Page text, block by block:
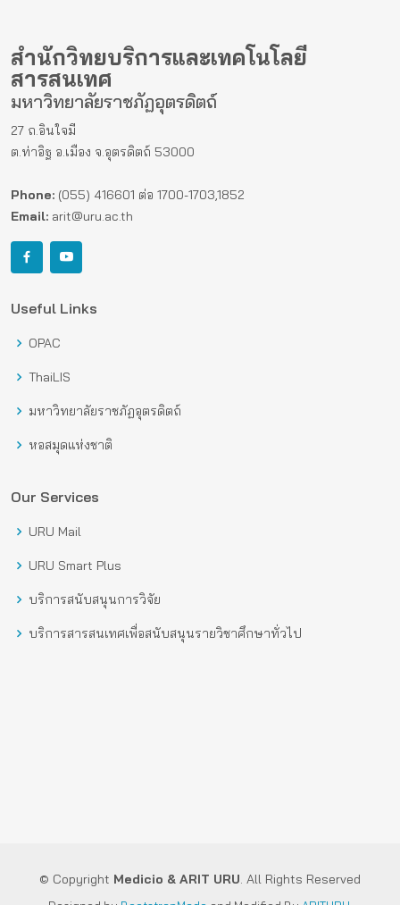
สำนักวิทยบริการและเทคโนโลยี
สารสนเทศ
มหาวิทยาลัยราชภัฏอุตรดิตถ์
27 ถ.อินใจมี
ต.ท่าอิฐ อ.เมือง จ.อุตรดิตถ์ 53000
Phone: (055) 416601 ต่อ 1700-1703,1852
Email: arit@uru.ac.th
Useful Links
OPAC
ThaiLIS
มหาวิทยาลัยราชภัฏอุตรดิตถ์
หอสมุดแห่งชาติ
Our Services
URU Mail
URU Smart Plus
บริการสนับสนุนการวิจัย
บริการสารสนเทศเพื่อสนับสนุนรายวิชาศึกษาทั่วไป
© Copyright Medicio & ARIT URU . All Rights Reserved